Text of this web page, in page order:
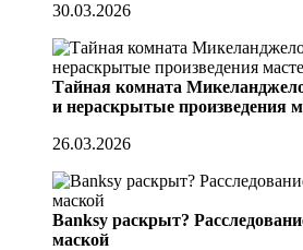
30.03.2026
Тайная комната
и нераскрытые произведения
26.03.2026
Banksy раскрыт?
маской